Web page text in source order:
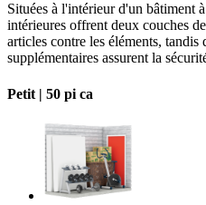
Situées à l'intérieur d'un bâtiment
intérieures offrent deux couches
articles contre les éléments, tandis
supplémentaires assurent la
Petit | 50 pi ca